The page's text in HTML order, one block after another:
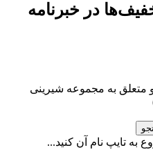
در خبرنامه
به مجموعه شیرینی
به تایپ نام آن کنید...